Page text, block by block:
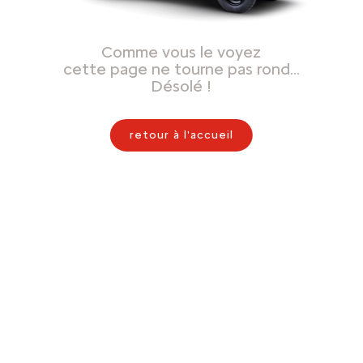
Comme vous le voyez
cette page ne tourne pas rond…
Désolé !
retour à l'accueil